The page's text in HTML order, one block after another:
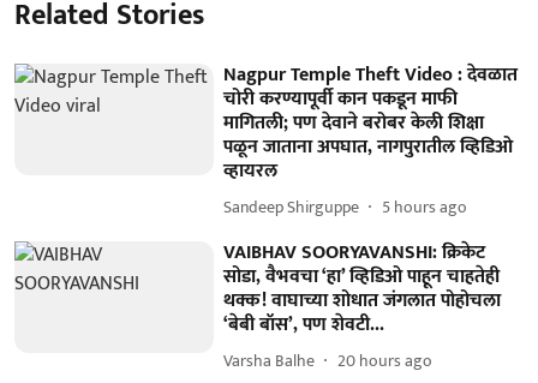
Related Stories
Nagpur Temple Theft Video : देवळात
चोरी करण्यापूर्वी कान पकडून माफी
मागितली; पण देवाने बरोबर केली शिक्षा
पळून जाताना अपघात, नागपुरातील व्हिडिओ
व्हायरल
Sandeep Shirguppe 5 hours ago
VAIBHAV SOORYAVANSHI: क्रिकेट
सोडा, वैभवचा ‘हा’ व्हिडिओ पाहून चाहतेही
थक्क! वाघाच्या शोधात जंगलात पोहोचला
‘बेबी बॉस’, पण शेवटी...
Varsha Balhe 20 hours ago